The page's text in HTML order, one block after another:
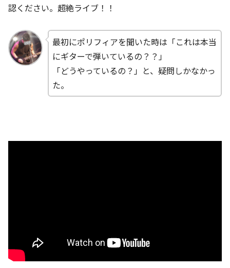
認ください。超絶ライブ！！
最初にポリフィアを聞いた時は「これは本当
にギターで弾いているの？？」
「どうやっているの？」と、疑問しかなかっ
た。